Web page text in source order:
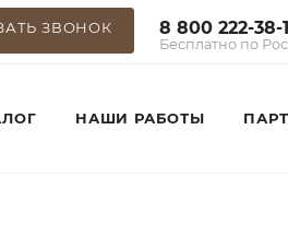
ЗВОНОК 8 800 222-38-
Бесплатно по
НАШИ РАБОТЫ